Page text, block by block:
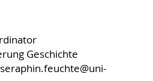
Geschichte